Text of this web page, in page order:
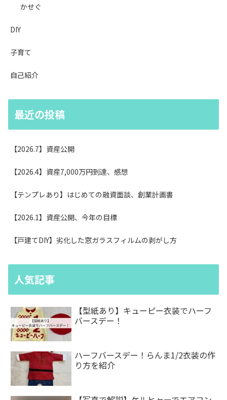
かせぐ
DIY
子育て
自己紹介
最近の投稿
【2026.7】資産公開
【2026.4】資産7,000万円到達、感想
【テンプレあり】はじめての融資面談、創業計画書
【2026.1】資産公開、今年の目標
【戸建てDIY】劣化した窓ガラスフィルムの剥がし方
人気記事
【型紙あり】キューピー衣装でハーフ
バースデー！
ハーフバースデー！らんま1/2衣装の作
り方を紹介